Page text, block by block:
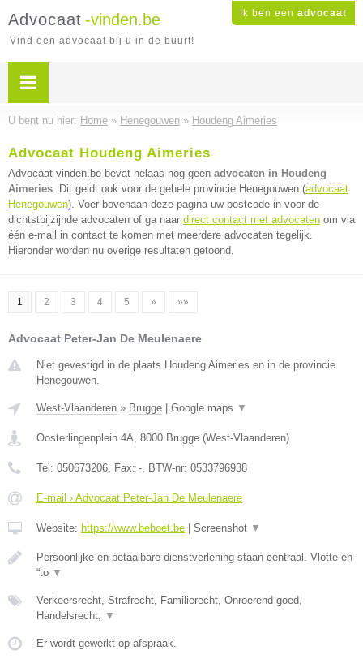
Ik ben een advocaat
Advocaat -vinden.be
Vind een advocaat bij u in de buurt!
U bent nu hier: Home » Henegouwen » Houdeng Aimeries
Advocaat Houdeng Aimeries
Advocaat-vinden.be bevat helaas nog geen advocaten in Houdeng
Aimeries. Dit geldt ook voor de gehele provincie Henegouwen (advocaat
Henegouwen). Voer bovenaan deze pagina uw postcode in voor de
dichtstbijzijnde advocaten of ga naar direct contact met advocaten om via
één e-mail in contact te komen met meerdere advocaten tegelijk.
Hieronder worden nu overige resultaten getoond.
1 2 3 4 5 » »»
Advocaat Peter-Jan De Meulenaere
Niet gevestigd in de plaats Houdeng Aimeries en in de provincie
Henegouwen.
West-Vlaanderen » Brugge Google maps ▼
Oosterlingenplein 4A, 8000 Brugge (West-Vlaanderen)
Tel: 050673206, Fax: -, BTW-nr: 0533796938
E-mail › Advocaat Peter-Jan De Meulenaere
Website: https://www.beboet.be Screenshot ▼
Persoonlijke en betaalbare dienstverlening staan centraal. Vlotte en
“to ▼
Verkeersrecht, Strafrecht, Familierecht, Onroerend goed,
Handelsrecht, ▼
Er wordt gewerkt op afspraak.